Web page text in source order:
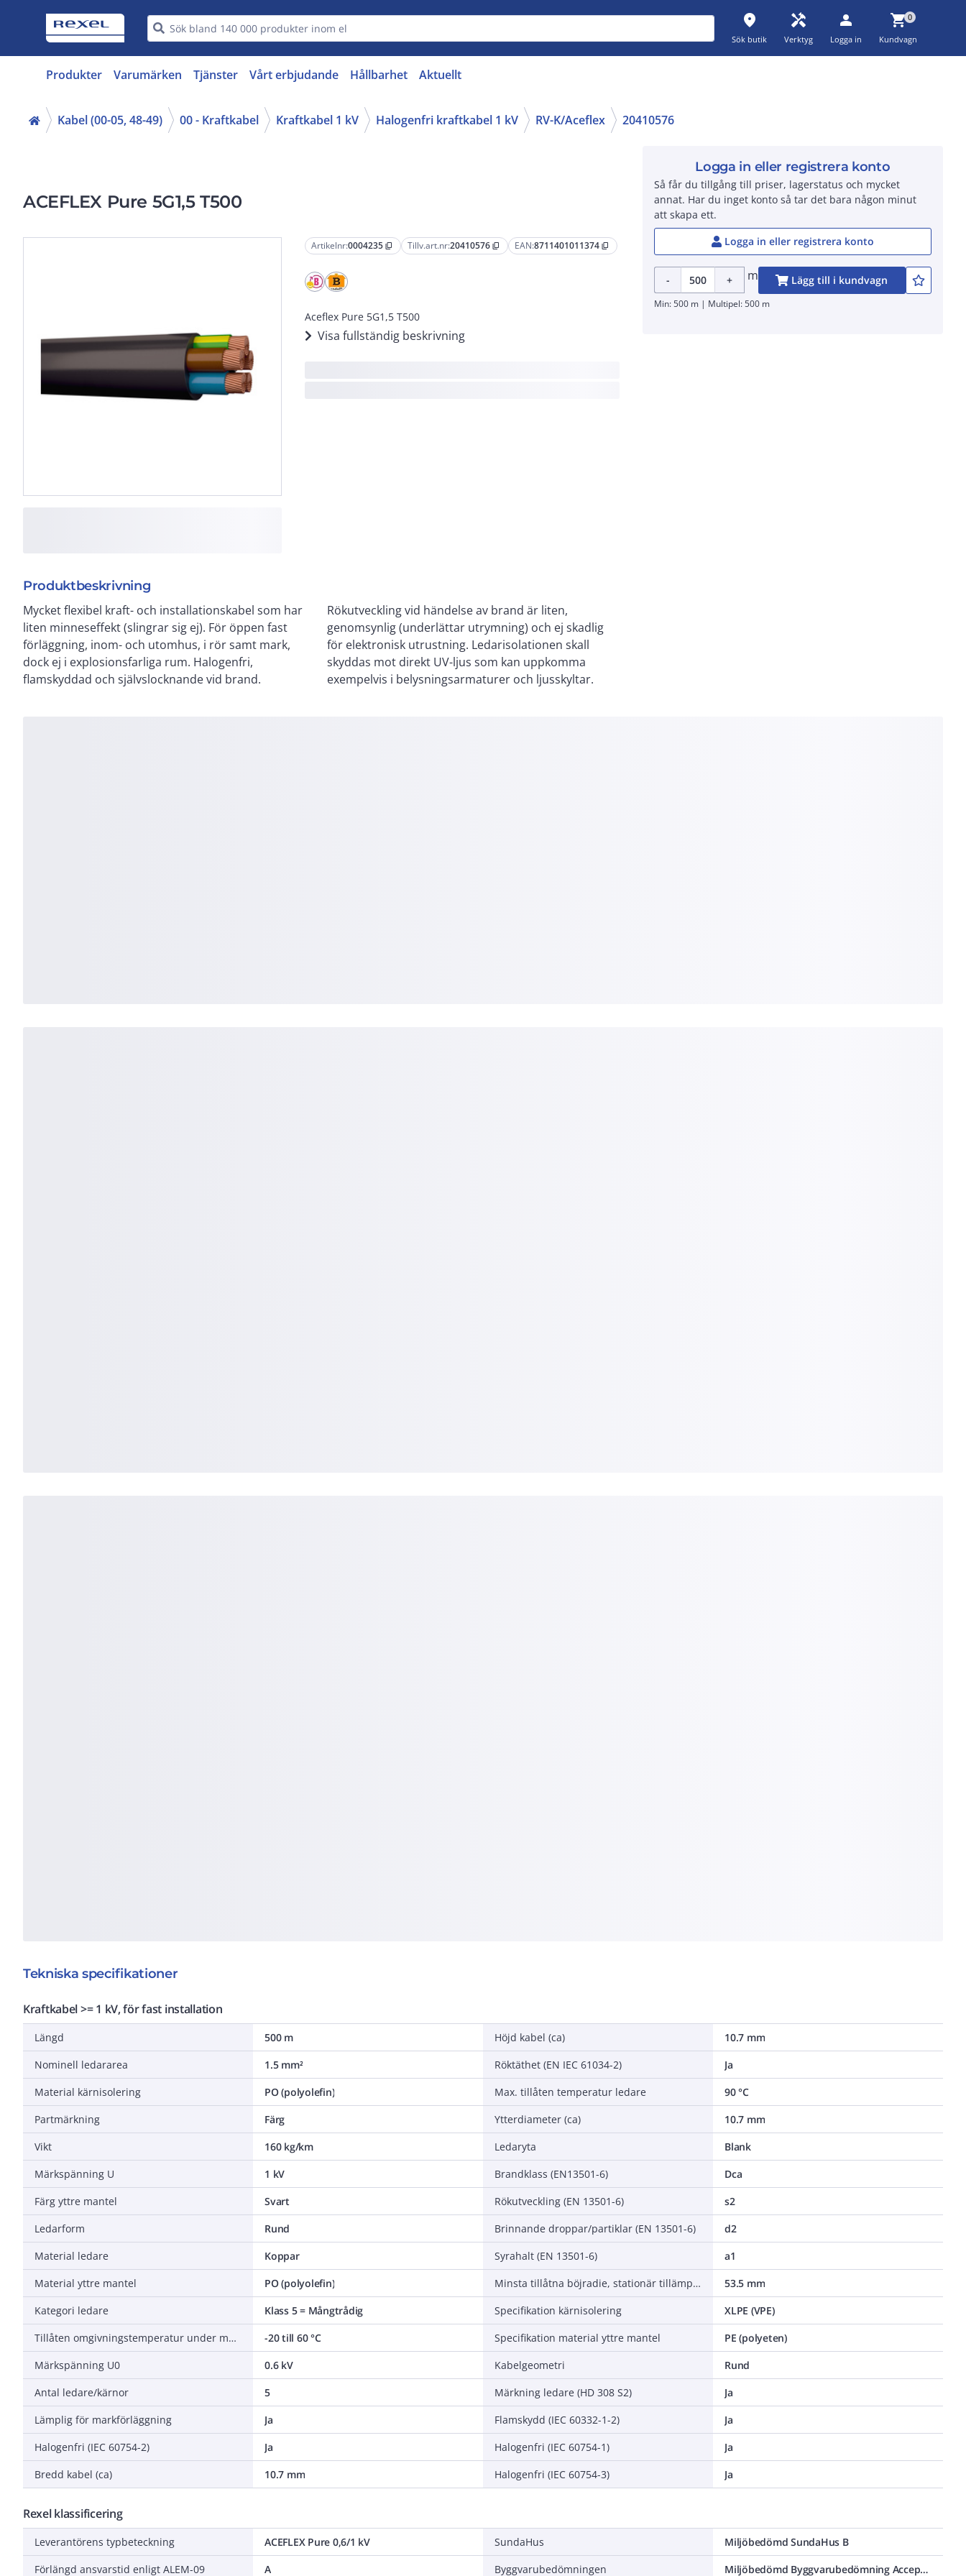
place
Sök butik
handyman
Verktyg
person
Logga in
shopping_cart0
Kundvagn
Produkter Varumärken Tjänster Vårt erbjudande Hållbarhet Aktuellt
Kabel (00-05, 48-49) 00 - Kraftkabel Kraftkabel 1 kV Halogenfri kraftkabel 1 kV RV-K/Aceflex 20410576
ACEFLEX Pure 5G1,5 T500
Artikelnr:0004235 content_copy Tillv.art.nr:20410576 content_copy EAN:8711401011374 content_copy
Aceflex Pure 5G1,5 T500
Visa fullständig beskrivning
Produktbeskrivning
Mycket flexibel kraft- och installationskabel som har
liten minneseffekt (slingrar sig ej). För öppen fast
förläggning, inom- och utomhus, i rör samt mark,
dock ej i explosionsfarliga rum. Halogenfri,
flamskyddad och självslocknande vid brand.
Rökutveckling vid händelse av brand är liten,
genomsynlig (underlättar utrymning) och ej skadlig
för elektronisk utrustning. Ledarisolationen skall
skyddas mot direkt UV-ljus som kan uppkomma
exempelvis i belysningsarmaturer och ljusskyltar.
Logga in eller registrera konto
Så får du tillgång till priser, lagerstatus och mycket
annat. Har du inget konto så tar det bara någon minut
att skapa ett.
Logga in eller registrera konto
- + m Lägg till i kundvagn
Min: 500 m | Multipel: 500 m
Tekniska specifikationer
Kraftkabel >= 1 kV, för fast installation
Längd
500 m
Nominell ledararea
1.5 mm²
Material kärnisolering
PO (polyolefin)
Partmärkning
Färg
Vikt
160 kg/km
Märkspänning U
1 kV
Färg yttre mantel
Svart
Ledarform
Rund
Material ledare
Koppar
Material yttre mantel
PO (polyolefin)
Kategori ledare
Klass 5 = Mångtrådig
Tillåten omgivningstemperatur under montering/hantering
-20 till 60 °C
Märkspänning U0
0.6 kV
Antal ledare/kärnor
5
Lämplig för markförläggning
Ja
Halogenfri (IEC 60754-2)
Ja
Bredd kabel (ca)
10.7 mm
Höjd kabel (ca)
10.7 mm
Röktäthet (EN IEC 61034-2)
Ja
Max. tillåten temperatur ledare
90 °C
Ytterdiameter (ca)
10.7 mm
Ledaryta
Blank
Brandklass (EN13501-6)
Dca
Rökutveckling (EN 13501-6)
s2
Brinnande droppar/partiklar (EN 13501-6)
d2
Syrahalt (EN 13501-6)
a1
Minsta tillåtna böjradie, stationär tillämpning/permanent installation
53.5 mm
Specifikation kärnisolering
XLPE (VPE)
Specifikation material yttre mantel
PE (polyeten)
Kabelgeometri
Rund
Märkning ledare (HD 308 S2)
Ja
Flamskydd (IEC 60332-1-2)
Ja
Halogenfri (IEC 60754-1)
Ja
Halogenfri (IEC 60754-3)
Ja
Rexel klassificering
Leverantörens typbeteckning
ACEFLEX Pure 0,6/1 kV
Förlängd ansvarstid enligt ALEM-09
A
SundaHus
Miljöbedömd SundaHus B
Byggvarubedömningen
Miljöbedömd Byggvarubedömning Accepteras